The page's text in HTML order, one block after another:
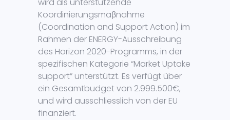
wird als unterstützende
Koordinierungsmaβnahme
(Coordination and Support Action) im
Rahmen der ENERGY-Ausschreibung
des Horizon 2020-Programms, in der
spezifischen Kategorie “Market Uptake
support” unterstützt. Es verfügt über
ein Gesamtbudget von 2.999.500€,
und wird ausschliesslich von der EU
finanziert.